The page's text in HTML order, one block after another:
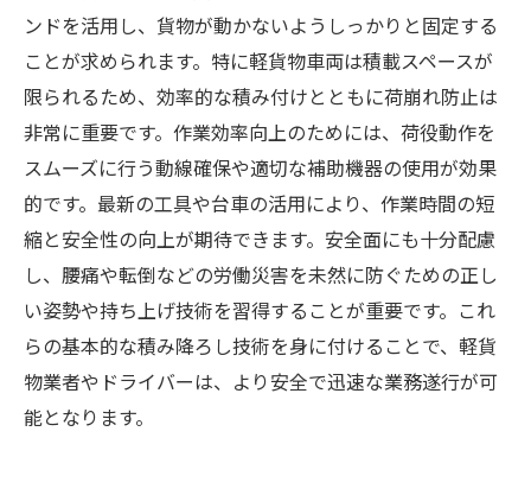
ンドを活用し、貨物が動かないようしっかりと固定する
ことが求められます。特に軽貨物車両は積載スペースが
限られるため、効率的な積み付けとともに荷崩れ防止は
非常に重要です。作業効率向上のためには、荷役動作を
スムーズに行う動線確保や適切な補助機器の使用が効果
的です。最新の工具や台車の活用により、作業時間の短
縮と安全性の向上が期待できます。安全面にも十分配慮
し、腰痛や転倒などの労働災害を未然に防ぐための正し
い姿勢や持ち上げ技術を習得することが重要です。これ
らの基本的な積み降ろし技術を身に付けることで、軽貨
物業者やドライバーは、より安全で迅速な業務遂行が可
能となります。